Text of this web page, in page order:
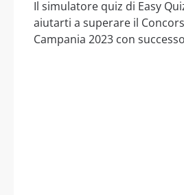
Il simulatore quiz di Easy
aiutarti a superare il
Campania 2023 con